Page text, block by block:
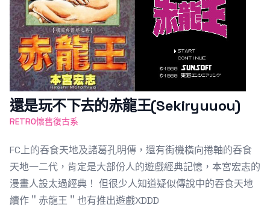
還是玩不下去的赤龍王(Sekiryuuou)
RETRO懷舊復古系
FC上的吞食天地及諸葛孔明傳，還有街機橫向捲軸的吞食
天地一二代，肯定是大部份人的遊戲經典記憶，本宮宏志的
漫畫人設太過經典！ 但很少人知道疑似傳說中的吞食天地
續作＂赤龍王＂也有推出遊戲XDDD